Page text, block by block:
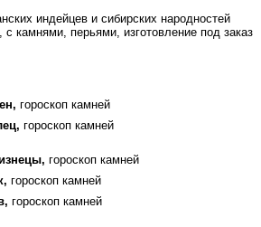
индейцев и сибирских народностей
с камнями, перьями, изготовление под заказ
гороскоп камней
гороскоп камней
гороскоп камней
гороскоп камней
гороскоп камней